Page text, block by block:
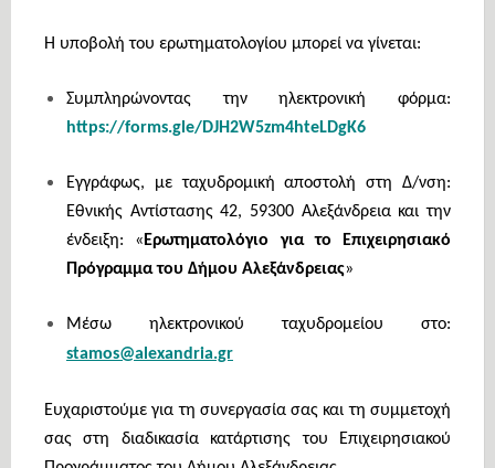
Η υποβολή του ερωτηματολογίου μπορεί να γίνεται:
Συμπληρώνοντας την ηλεκτρονική φόρμα:
https://forms.gle/DJH2W5zm4hteLDgK6
Εγγράφως, με ταχυδρομική αποστολή στη Δ/νση:
Εθνικής Αντίστασης 42, 59300 Αλεξάνδρεια και την
ένδειξη: « Ερωτηματολόγιο για το Επιχειρησιακό
Πρόγραμμα του Δήμου Αλεξάνδρειας»
Μέσω ηλεκτρονικού ταχυδρομείου στο:
stamos@alexandria.gr
Ευχαριστούμε για τη συνεργασία σας και τη συμμετοχή
σας στη διαδικασία κατάρτισης του Επιχειρησιακού